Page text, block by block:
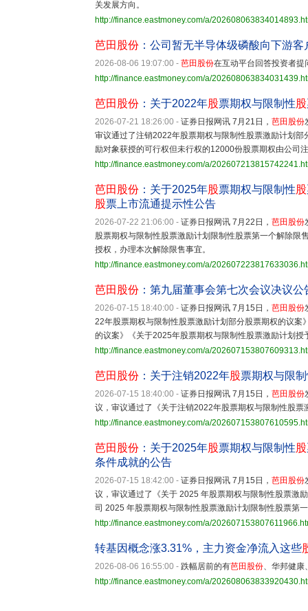
关发展方向。
http://finance.eastmoney.com/a/
芭田股份 ：公司暂无半导体级磷酸向下游
2026-08-06 19:07:00 - 芭田股份在互动平台回答投资者
http://finance.eastmoney.com/a/
芭田股份 ：关于2022年股票期权与限制性股
2026-07-21 18:26:00 - 证券日报网讯 7月21日， 芭田股份
审议通过了注销2022年股票期权与限制性股票激励计划
励对象获授的可行权但未行权的12000份股票期权由公司
http://finance.eastmoney.com/a/
芭田股份 ：关于2025年股票期权与限制性股
股票上市流通提示性公告
2026-07-22 21:06:00 - 证券日报网讯 7月22日， 芭田股份
股票期权与限制性股票激励计划限制性股票第一个解除
授权，办理本次解除限售事宜。
http://finance.eastmoney.com/a/
芭田股份 ：第九届董事会第七次会议决议公
2026-07-15 18:40:00 - 证券日报网讯 7月15日， 芭田股份
22年股票期权与限制性股票激励计划部分股票期权的议
的议案》《关于2025年股票期权与限制性股票激励计划
http://finance.eastmoney.com/a/
芭田股份 ：关于注销2022年股票期权与限
2026-07-15 18:40:00 - 证券日报网讯 7月15日， 芭田股份
议，审议通过了《关于注销2022年股票期权与限制性股票
http://finance.eastmoney.com/a/
芭田股份 ：关于2025年股票期权与限制性股
条件成就的公告
2026-07-15 18:42:00 - 证券日报网讯 7月15日， 芭田股份
议，审议通过了《关于 2025 年股票期权与限制性股票激
司 2025 年股票期权与限制性股票激励计划限制性股票第
http://finance.eastmoney.com/a/
转基因概念涨3.31%，主力资金净流入这些
2026-08-06 16:55:00 - 跌幅居前的有芭田股份、华邦健康
http://finance.eastmoney.com/a/